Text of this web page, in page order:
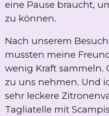
eine Pause braucht,
zu können.
Nach unserem
mussten meine
wenig Kraft sammeln.
zu uns nehmen. Und
sehr leckere
Tagliatelle mit